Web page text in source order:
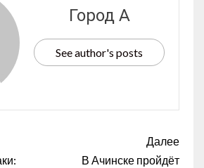
Город А
See author's posts
Далее
В Ачинске пройдёт